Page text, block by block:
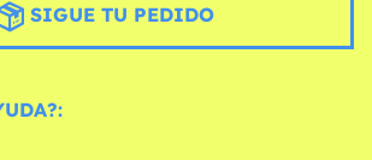
SIGUE TU PEDIDO